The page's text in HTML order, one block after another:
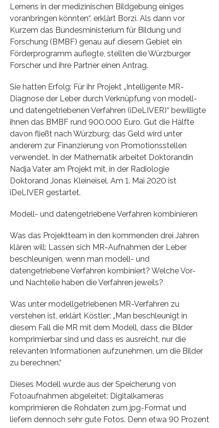
Lernens in der medizinischen Bildgebung einiges
voranbringen könnten“, erklärt Borzì. Als dann vor
Kurzem das Bundesministerium für Bildung und
Forschung (BMBF) genau auf diesem Gebiet ein
Förderprogramm auflegte, stellten die Würzburger
Forscher und ihre Partner einen Antrag.
Sie hatten Erfolg: Für ihr Projekt „Intelligente MR-
Diagnose der Leber durch Verknüpfung von modell-
und datengetriebenen Verfahren (iDeLIVER)“ bewilligte
ihnen das BMBF rund 900.000 Euro. Gut die Hälfte
davon fließt nach Würzburg; das Geld wird unter
anderem zur Finanzierung von Promotionsstellen
verwendet. In der Mathematik arbeitet Doktorandin
Nadja Vater am Projekt mit, in der Radiologie
Doktorand Jonas Kleineisel. Am 1. Mai 2020 ist
iDeLIVER gestartet.
Modell- und datengetriebene Verfahren kombinieren
Was das Projektteam in den kommenden drei Jahren
klären will: Lassen sich MR-Aufnahmen der Leber
beschleunigen, wenn man modell- und
datengetriebene Verfahren kombiniert? Welche Vor-
und Nachteile haben die Verfahren jeweils?
Was unter modellgetriebenen MR-Verfahren zu
verstehen ist, erklärt Köstler: „Man beschleunigt in
diesem Fall die MR mit dem Modell, dass die Bilder
komprimierbar sind und dass es ausreicht, nur die
relevanten Informationen aufzunehmen, um die Bilder
zu berechnen.“
Dieses Modell wurde aus der Speicherung von
Fotoaufnahmen abgeleitet: Digitalkameras
komprimieren die Rohdaten zum jpg-Format und
liefern dennoch sehr gute Fotos. Denn etwa 90 Prozent